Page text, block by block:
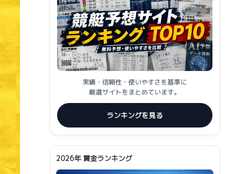
実績・信頼性・使いやすさを基準に
厳選サイトをまとめています。
ランキングを見る
2026年 賞金ランキング